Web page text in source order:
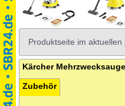
Produktseite im aktuellen
Zubehör